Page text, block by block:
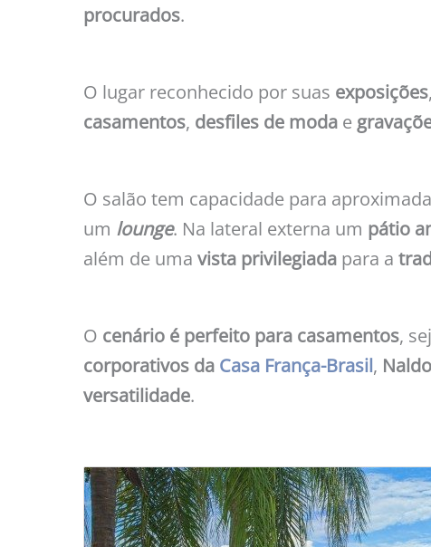
procurados.
O lugar reconhecido por suas exposições,
casamentos, desfiles de moda e
O salão tem capacidade para
um lounge. Na lateral externa um pátio
além de uma vista privilegiada para a
O cenário é perfeito para casamentos,
corporativos da Casa França-Brasil,
versatilidade.